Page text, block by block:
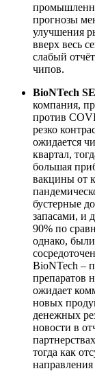
прогнозы
улучшения
вверх весь
слабый
чипов.
BioNTech
компания,
против
резко
ожидается
квартал,
большая
вакцины от
бустерные
запасами, и
90% по
однако,
BioNTech –
препаратов
ожидает
новых
денежных
новости в
тогда как